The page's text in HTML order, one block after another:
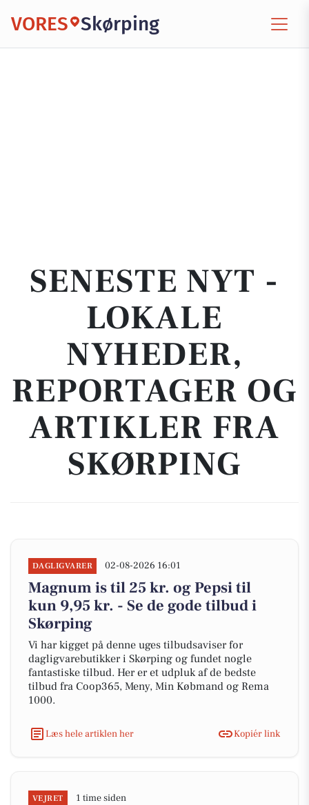
VORES Skørping
SENESTE NYT -
LOKALE
NYHEDER,
REPORTAGER OG
ARTIKLER FRA
SKØRPING
DAGLIGVARER 02-08-2026 16:01
Magnum is til 25 kr. og Pepsi til
kun 9,95 kr. - Se de gode tilbud i
Skørping
Vi har kigget på denne uges tilbudsaviser for
dagligvarebutikker i Skørping og fundet nogle
fantastiske tilbud. Her er et udpluk af de bedste
tilbud fra Coop365, Meny, Min Købmand og Rema
1000.
Læs hele artiklen her Kopiér link
VEJRET 1 time siden